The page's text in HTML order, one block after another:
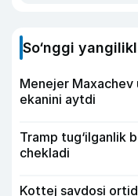
So‘nggi
Menejer Maxachev
ekanini aytdi
Tramp tug‘ilganlik
chekladi
Kottej savdosi